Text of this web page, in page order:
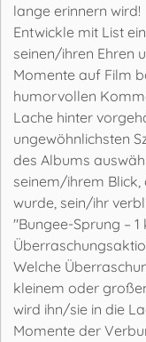
lange erinnern wird!
Entwickle mit List
seinen/ihren Ehren
Momente auf Film
humorvollen
Lache hinter
ungewöhnlichsten
des Albums
seinem/ihrem
wurde, sein/ihr
"Bungee-Sprung –
Welche
kleinem oder
wird ihn/sie in die
Momente der